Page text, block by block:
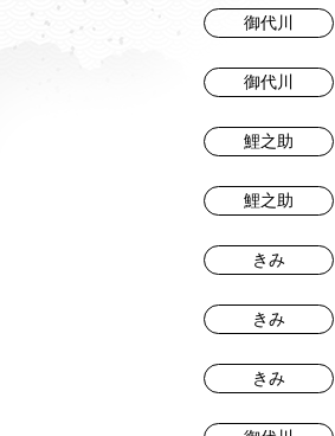
御代川
御代川
鯉之助
鯉之助
きみ
きみ
きみ